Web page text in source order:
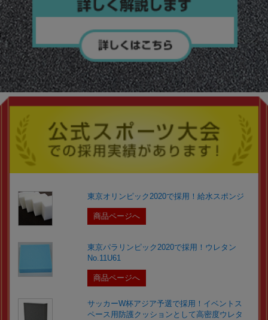
東京オリンピック2020で採用！給水スポンジ
商品ページへ
東京パラリンピック2020で採用！ウレタン
No.11U61
商品ページへ
サッカーW杯アジア予選で採用！イベントス
ペース用防護クッションとして高密度ウレタ